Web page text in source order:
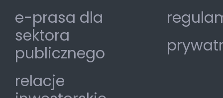
e-prasa dla
sektora
publicznego
relacje